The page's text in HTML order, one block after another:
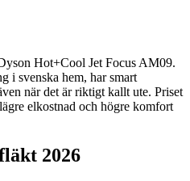
Hot+Cool Jet Focus AM09.
i svenska hem, har smart
när det är riktigt kallt ute. Priset
elkostnad och högre komfort
2026